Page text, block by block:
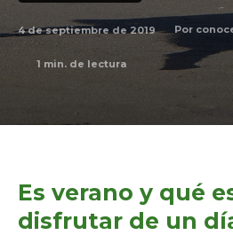
4 de septiembre de 2019 Por
1 min. de lectura
Es verano y qué
disfrutar de un